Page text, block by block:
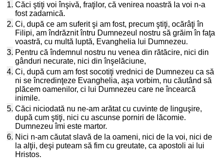
1. Căci ştiţi voi înşivă, fraţilor, că venirea noastră la voi n-a
fost zadarnică.
2. Ci, după ce am suferit şi am fost, precum ştiţi, ocărâţi în
Filipi, am îndrăznit întru Dumnezeul nostru să grăim în faţa
voastră, cu multă luptă, Evanghelia lui Dumnezeu.
3. Pentru că îndemnul nostru nu venea din rătăcire, nici din
gânduri necurate, nici din înşelăciune,
4. Ci, după cum am fost socotiţi vrednici de Dumnezeu ca să
ni se încredinţeze Evanghelia, aşa vorbim, nu căutând să
plăcem oamenilor, ci lui Dumnezeu care ne încearcă
inimile.
5. Căci niciodată nu ne-am arătat cu cuvinte de linguşire,
după cum ştiţi, nici cu ascunse porniri de lăcomie.
Dumnezeu îmi este martor.
6. Nici n-am căutat slavă de la oameni, nici de la voi, nici de
la alţii, deşi puteam să fim cu greutate, ca apostoli ai lui
Hristos.